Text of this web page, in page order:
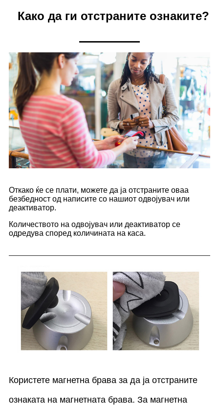
Како да ги отстраните ознаките?
Откако ќе се плати, можете да ја отстраните оваа
безбедност од написите со нашиот одвојувач или
деактиватор.
Количеството на одвојувач или деактиватор се
одредува според количината на каса.
Користете магнетна брава за да ја отстраните
ознаката на магнетната брава. За магнетна